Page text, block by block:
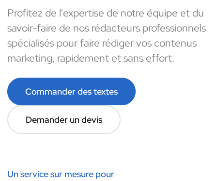
Profitez de l'expertise de notre équipe et du
savoir-faire de nos rédacteurs professionnels
spécialisés pour faire rédiger vos contenus
marketing, rapidement et sans effort.
Commander des textes
Demander un devis
Un service sur mesure pour